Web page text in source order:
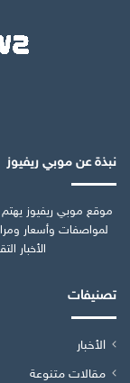
نبذة عن موبي ريفيوز
موقع موبي ريفيوز
لمواصفات وأسعار
الأخبار
تصنيفات
الأخبار
مقالات متنوعة